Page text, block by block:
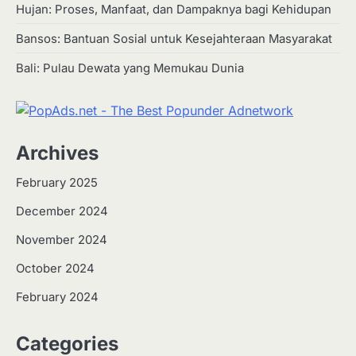
Hujan: Proses, Manfaat, dan Dampaknya bagi Kehidupan
Bansos: Bantuan Sosial untuk Kesejahteraan Masyarakat
Bali: Pulau Dewata yang Memukau Dunia
Archives
February 2025
December 2024
November 2024
October 2024
February 2024
Categories
2
Harga Emas Hari Ini: Panduan untuk